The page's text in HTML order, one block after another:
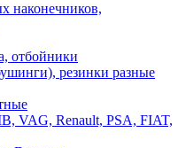
наконечников,
отбойники
резинки разные
VAG, Renault, PSA, FIAT,